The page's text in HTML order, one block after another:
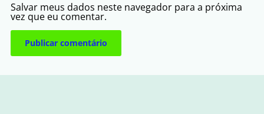
Salvar meus dados neste navegador para a próxima
vez que eu comentar.